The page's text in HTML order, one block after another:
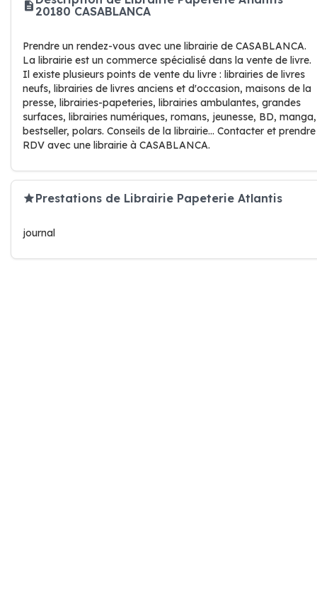
20180 CASABLANCA
Prendre un rendez-vous avec une librairie de CASABLANCA.
La librairie est un commerce spécialisé dans la vente de livre.
Il existe plusieurs points de vente du livre : librairies de livres
neufs, librairies de livres anciens et d'occasion, maisons de la
presse, librairies-papeteries, librairies ambulantes, grandes
surfaces, librairies numériques, romans, jeunesse, BD, manga,
bestseller, polars. Conseils de la librairie... Contacter et prendre
RDV avec une librairie à CASABLANCA.
Prestations de Librairie Papeterie Atlantis
journal